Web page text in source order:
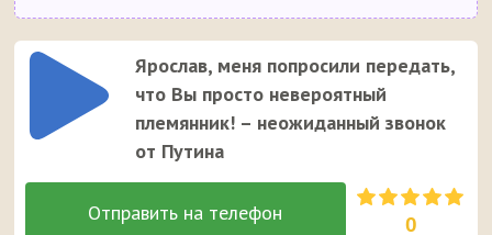
Ярослав, меня попросили передать,
что Вы просто невероятный
племянник! – неожиданный звонок
от Путина
0